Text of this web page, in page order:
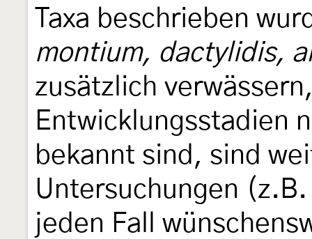
Taxa beschrieben
montium, dactylidis,
zusätzlich
Entwicklungsstadien
bekannt sind, sind
Untersuchungen
jeden Fall